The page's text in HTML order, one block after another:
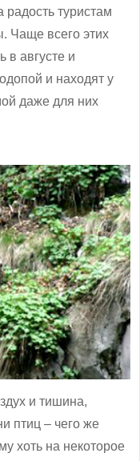
радость туристам
Чаще всего этих
в августе и
и находят у
даже для них
и тишина,
птиц – чего же
хоть на некоторое